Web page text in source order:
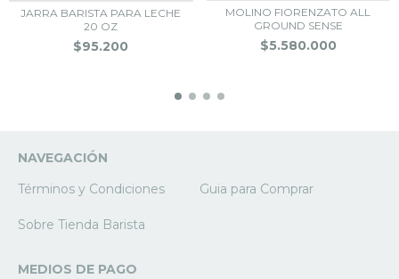
JARRA BARISTA PARA LECHE
20 OZ
$95.200
MOLINO FIORENZATO ALL
GROUND SENSE
$5.580.000
NAVEGACIÓN
Términos y Condiciones
Guia para Comprar
Sobre Tienda Barista
MEDIOS DE PAGO